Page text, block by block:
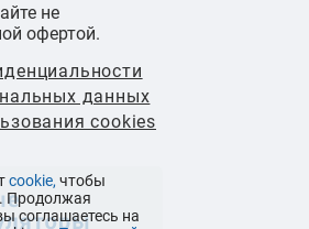
не
офертой.
данных
cookies
cookie, чтобы
Продолжая
соглашаетесь на